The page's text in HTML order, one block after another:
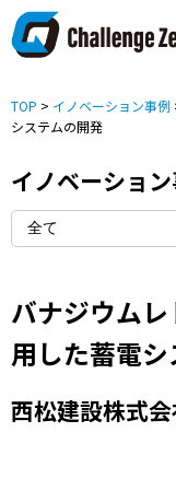
TOP > イノベーション事例
システムの開発
イノベーショ
バナジウム
用した蓄電
西松建設株式